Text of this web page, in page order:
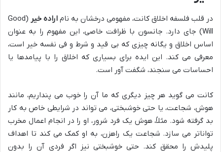
در قلب فلسفه اخلاق کانت، مفهومی درخشان به نام اراده خیر
(Good
Will) جای دارد. جانسون با ظرافت خاصی، این مفهوم را به عنوان
اساس اخلاق و یگانه چیزی که بی قید و شرط و فی نفسه خیر است،
معرفی می کند. این ایده برای بسیاری که اخلاق را با پیامدها یا
احساسات می سنجند، شگفت آور است.
کانت می گوید هر چیز دیگری که ما آن را خوب می پنداریم، مانند
هوش، شجاعت، یا حتی خوشبختی، می تواند در شرایطی خاص به کار
بد گرفته شود. مثلاً، هوش یک فرد شرور، او را در انجام اعمال مخرب
تواناتر می سازد. شجاعت یک راهزن، به او کمک می کند تا اهداف
پلیدش را محقق کند. حتی خوشبختی نیز اگر فردی آن را بدون